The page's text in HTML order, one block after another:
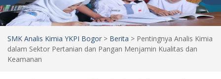
SMK Analis Kimia YKPI Bogor > Berita > Pentingnya Analis Kimia
dalam Sektor Pertanian dan Pangan Menjamin Kualitas dan
Keamanan